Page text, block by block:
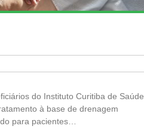
do Instituto Curitiba de Saúde
à base de drenagem
para pacientes…